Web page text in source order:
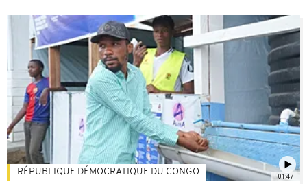
01:47
RÉPUBLIQUE DÉMOCRATIQUE DU CONGO